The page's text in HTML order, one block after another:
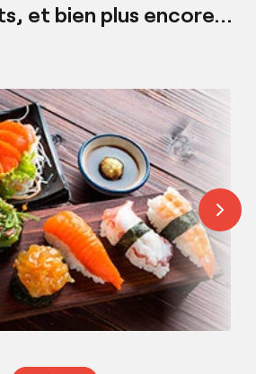
et bien plus encore...